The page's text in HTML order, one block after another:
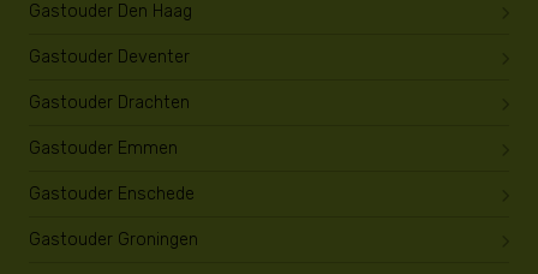
Gastouder Den Haag
Gastouder Deventer
Gastouder Drachten
Gastouder Emmen
Gastouder Enschede
Gastouder Groningen